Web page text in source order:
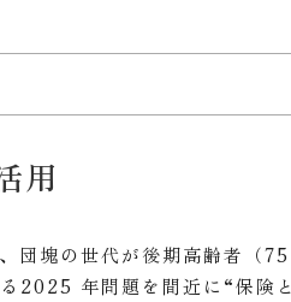
用
団塊の世代が後期高齢者（75
2025 年問題を間近に“保険と